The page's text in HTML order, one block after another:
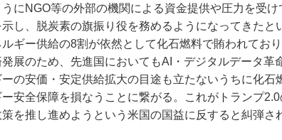
にNGO等の外部の機関による資金提供や圧力を受
し、脱炭素の旗振り役を務めるようになってきた
ギー供給の8割が依然として化石燃料で賄われてお
展のため、先進国においてもAI・デジタルデータ
の安価・安定供給拡大の目途も立たないうちに化
安全保障を損なうことに繋がる。これがトランプ
を推し進めようという米国の国益に反すると糾弾さ